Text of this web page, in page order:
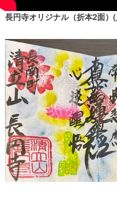
長円寺オリジナル（折本2面）